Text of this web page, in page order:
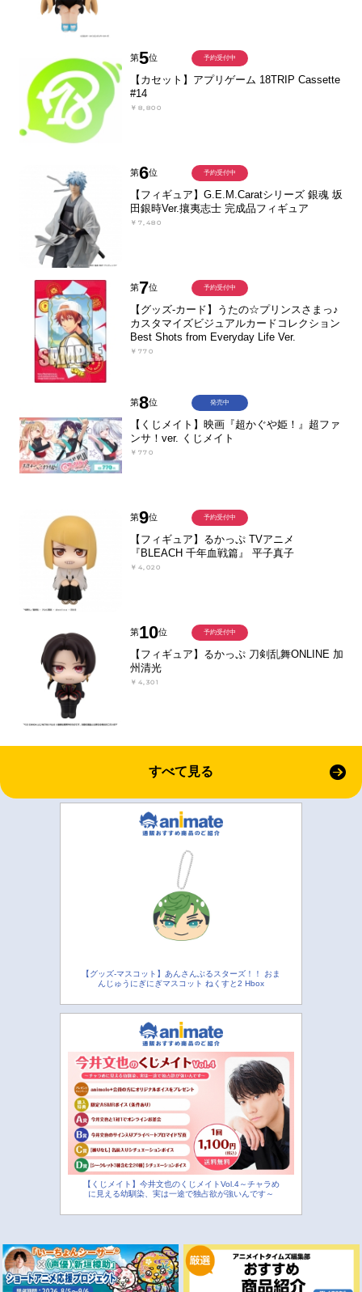
第5位
【カセット】アプリゲーム 18TRIP Cassette
#14
￥8,800
予約受付中
第6位
【フィギュア】G.E.M.Caratシリーズ 銀魂 坂
田銀時Ver.攘夷志士 完成品フィギュア
￥7,480
予約受付中
第7位
【グッズ-カード】うたの☆プリンスさまっ♪
カスタマイズビジュアルカードコレクション
Best Shots from Everyday Life Ver.
￥770
予約受付中
第8位
【くじメイト】映画『超かぐや姫！』超ファ
ンサ！ver. くじメイト
￥770
発売中
第9位
【フィギュア】るかっぷ TVアニメ
『BLEACH 千年血戦篇』 平子真子
￥4,020
予約受付中
第10位
【フィギュア】るかっぷ 刀剣乱舞ONLINE 加
州清光
￥4,301
予約受付中
すべて見る
【グッズ-マスコット】あんさんぶるスターズ！！ おま
んじゅうにぎにぎマスコット ねくすと2 Hbox
【くじメイト】今井文也のくじメイトVol.4～チャラめ
に見える幼馴染、実は一途で独占欲が強いんです～